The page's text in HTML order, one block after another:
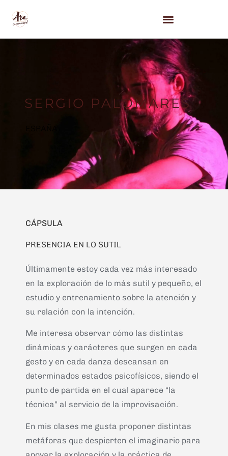
SERGIO PALOMARES
CÁPSULA
PRESENCIA EN LO SUTIL
Últimamente estoy cada vez más interesado
en la exploración de lo más sutil y pequeño, el
estudio y entrenamiento sobre la atención y
su relación con la intención.
Me interesa observar cómo las distintas
dinámicas y carácteres que surgen en cada
gesto y en cada danza descansan en
determinados estados psicofísicos, siendo el
punto de partida en el cual aparece “la
técnica” al servicio de la improvisación.
En mis clases me gusta proponer distintas
metáforas que despierten el imaginario para